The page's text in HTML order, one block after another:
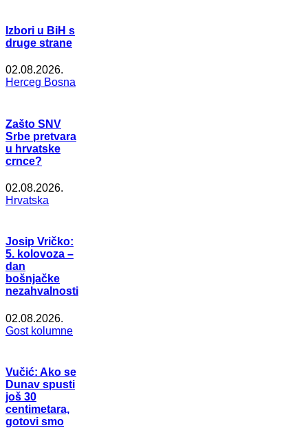
Izbori u BiH s
druge strane
02.08.2026.
Herceg Bosna
Zašto SNV
Srbe pretvara
u hrvatske
crnce?
02.08.2026.
Hrvatska
Josip Vričko:
5. kolovoza –
dan
bošnjačke
nezahvalnosti
02.08.2026.
Gost kolumne
Vučić: Ako se
Dunav spusti
još 30
centimetara,
gotovi smo